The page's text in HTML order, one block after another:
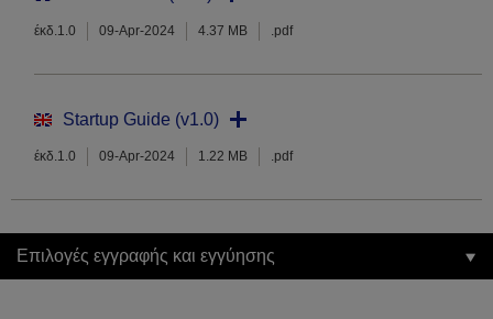
έκδ.1.0 09-Apr-2024 4.37 MB .pdf
Startup Guide (v1.0)
έκδ.1.0 09-Apr-2024 1.22 MB .pdf
Επιλογές εγγραφής και εγγύησης